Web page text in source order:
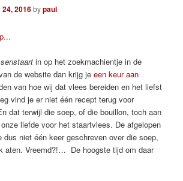
2016bypaul
in op het zoekmachientje in de
de website dan krijg jeeen keur aan
van hoe wij dat vlees bereiden en het liefst
vind je er niet één recept terug voor
dat terwijl die soep, of die bouillon, toch aan
liefde voor het staartvlees. De afgelopen
dus niet één keer geschreven over die soep,
aten. Vreemd?!… De hoogste tijd om daar